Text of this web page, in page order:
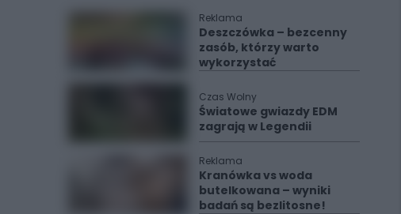
Reklama
Deszczówka – bezcenny
zasób, którzy warto
wykorzystać
Czas Wolny
Światowe gwiazdy EDM
zagrają w Legendii
Reklama
Kranówka vs woda
butelkowana – wyniki
badań są bezlitosne!